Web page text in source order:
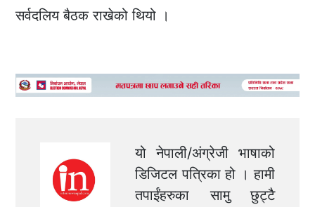
सर्वदलिय बैठक राखेको थियो ।
यो नेपाली/अंग्रेजी भाषाको
डिजिटल पत्रिका हो । हामी
तपाईंहरुका सामु छुट्टै